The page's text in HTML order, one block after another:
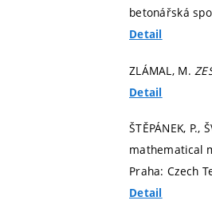
betonářská
Detail
ZLÁMAL, M.
Detail
ŠTĚPÁNEK,
mathematical
Praha: Czech
Detail